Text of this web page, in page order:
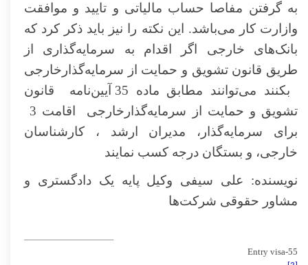
به گرفتن مفاصا حساب مالیاتی و تایید و موافقت
وازارت کار می‌باشد. این نکته را نیز باید ذکر کرد که
بانک‌های خارجی اگر اقدام به سرمایه‌گذاری از
طریق قانون تشویق و حمایت از سرمایه‌گذارخارجی
بکنند می‌توانند مطابق ماده 35 آیین‌نامه‌ ‌ قانون
برای سرمایه‌گذار، مدیران ارشد ، کارشناسان
خارجی، و بستگان درجه کسب نمایند
نویسنده: علی سیفی وکیل پایه یک دادگستری و
مشاور حقوقی شرکت‌ها
55-Entry visa